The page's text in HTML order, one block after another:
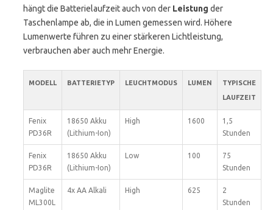
hängt die Batterielaufzeit auch von der Leistung der
Taschenlampe ab, die in Lumen gemessen wird. Höhere
Lumenwerte führen zu einer stärkeren Lichtleistung,
verbrauchen aber auch mehr Energie.
MODELL BATTERIETYP LEUCHTMODUS LUMEN
TYPISCHE
LAUFZEIT
Fenix
PD36R
18650 Akku
(Lithium-Ion)
High 1600
1,5
Stunden
Fenix
PD36R
18650 Akku
(Lithium-Ion)
Low 100
75
Stunden
Maglite
ML300L
4x AA Alkali High 625
2
Stunden